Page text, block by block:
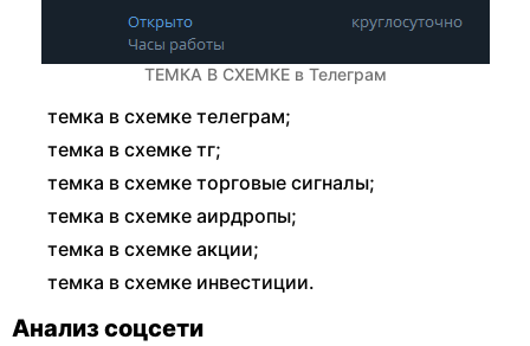
ТЕМКА В СХЕМКЕ в Телеграм
темка в схемке телеграм;
темка в схемке тг;
темка в схемке торговые сигналы;
темка в схемке аирдропы;
темка в схемке акции;
темка в схемке инвестиции.
Анализ соцсети